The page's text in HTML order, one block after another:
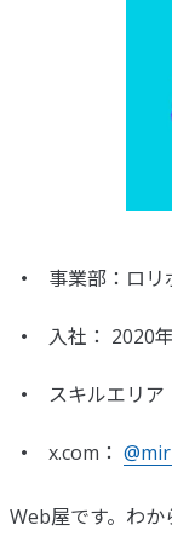
事業部：ロ
入社： 2020
スキルエリ
x.com：
Web屋です。わ